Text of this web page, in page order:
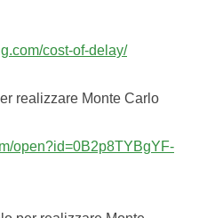
cost-of-delay/
realizzare Monte Carlo
open?id=0B2p8TYBgYF-